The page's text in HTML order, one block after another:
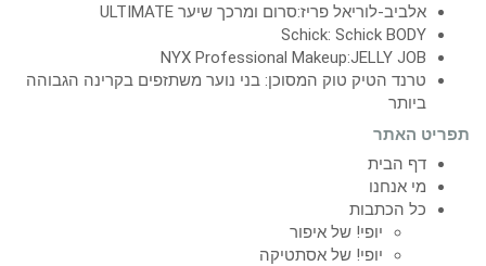
אלביב-לוריאל פריז:סרום ומרכך שיער ULTIMATE
Schick: Schick BODY
NYX Professional Makeup:JELLY JOB
טרנד הטיק טוק המסוכן: בני נוער משתזפים בקרינה הגבוהה
ביותר
תפריט האתר
דף הבית
מי אנחנו
כל הכתבות
יופי! של איפור
יופי! של אסתטיקה